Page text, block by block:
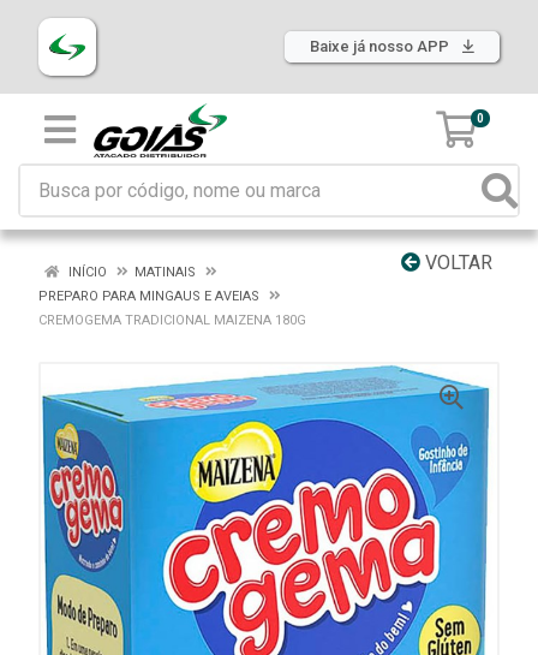
Baixe já nosso APP
0
VOLTAR
INÍCIO
MATINAIS
PREPARO PARA MINGAUS E AVEIAS
CREMOGEMA TRADICIONAL MAIZENA 180G